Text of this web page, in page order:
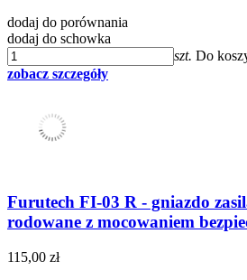
dodaj do porównania
dodaj do schowka
szt. Do
zobacz szczegóły
Furutech FI-03 R - gniazdo
rodowane z mocowaniem
115,00 zł